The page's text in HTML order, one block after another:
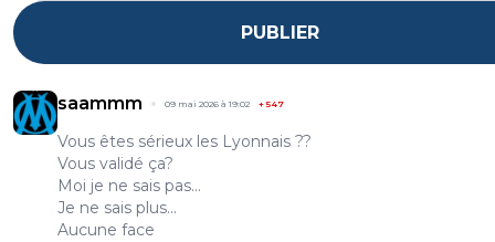
PUBLIER
saammm 09 mai 2026 à 19:02 +547
Vous êtes sérieux les Lyonnais ??
Vous validé ça?
Moi je ne sais pas...
Je ne sais plus...
Aucune face